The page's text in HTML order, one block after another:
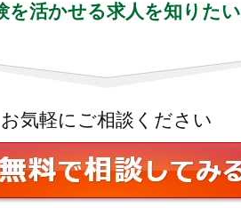
を活かせる求人を知りたい
お気軽にご相談ください